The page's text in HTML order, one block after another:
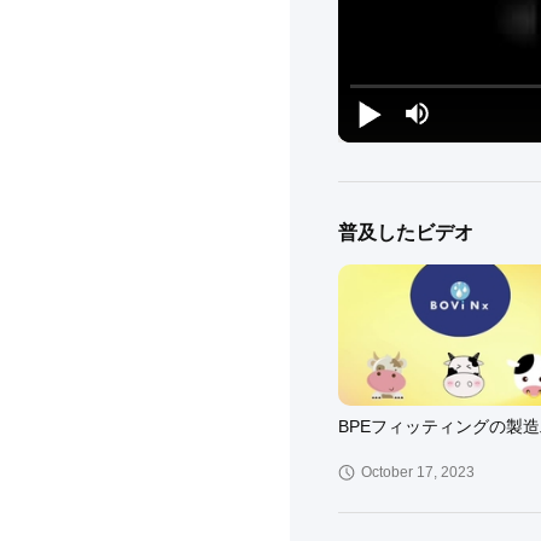
普及したビデオ
BPEフィッティングの製
October 17, 2023